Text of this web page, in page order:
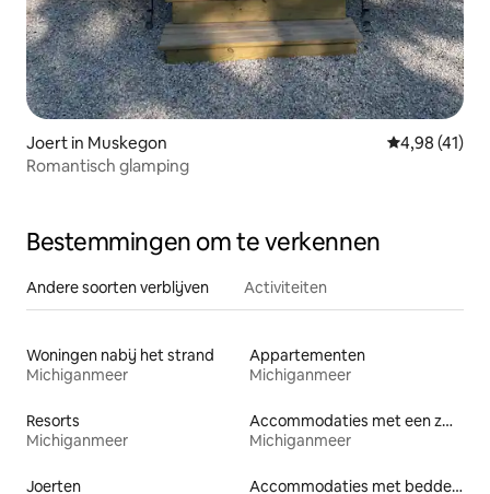
Joert in Muskegon Gemiddelde
4,98 (41)
Romantisch glamping
Bestemmingen om te verkennen
Andere soorten verblijven Activiteiten
Woningen nabij het strand
Michiganmeer
Appartementen
Michiganmeer
Resorts
Michiganmeer
Accommodaties met een zwembad
Michiganmeer
Joerten Accommodaties met bedden op toegankelijke hoogte